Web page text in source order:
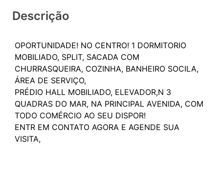
Descrição
OPORTUNIDADE! NO CENTRO! 1 DORMITORIO
MOBILIADO, SPLIT, SACADA COM
CHURRASQUEIRA, COZINHA, BANHEIRO SOCILA,
ÁREA DE SERVIÇO,
PRÉDIO HALL MOBILIADO, ELEVADOR,N 3
QUADRAS DO MAR, NA PRINCIPAL AVENIDA, COM
TODO COMÉRCIO AO SEU DISPOR!
ENTR EM CONTATO AGORA E AGENDE SUA